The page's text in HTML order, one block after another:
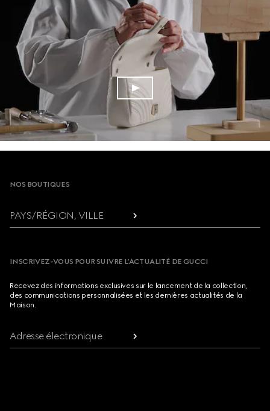
Footer
NOS BOUTIQUES
PAYS/RÉGION, VILLE
INSCRIVEZ-VOUS POUR SUIVRE L’ACTUALITÉ DE GUCCI
Recevez des informations exclusives sur le lancement de la collection,
des communications personnalisées et les dernières actualités de la
Maison.
Adresse électronique